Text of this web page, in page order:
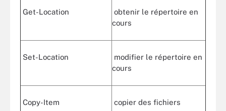
Get-Location
obtenir le répertoire en
cours
Set-Location
modifier le répertoire en
cours
Copy-Item copier des fichiers